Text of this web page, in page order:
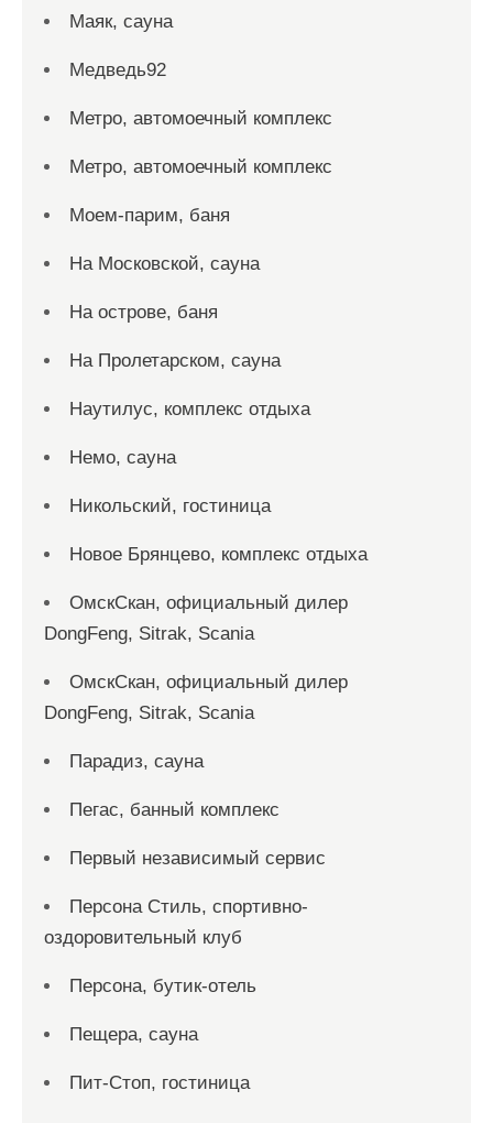
Маяк, сауна
Медведь92
Метро, автомоечный комплекс
Метро, автомоечный комплекс
Моем-парим, баня
На Московской, сауна
На острове, баня
На Пролетарском, сауна
Наутилус, комплекс отдыха
Немо, сауна
Никольский, гостиница
Новое Брянцево, комплекс отдыха
ОмскСкан, официальный дилер
DongFeng, Sitrak, Scania
ОмскСкан, официальный дилер
DongFeng, Sitrak, Scania
Парадиз, сауна
Пегас, банный комплекс
Первый независимый сервис
Персона Стиль, спортивно-
оздоровительный клуб
Персона, бутик-отель
Пещера, сауна
Пит-Стоп, гостиница